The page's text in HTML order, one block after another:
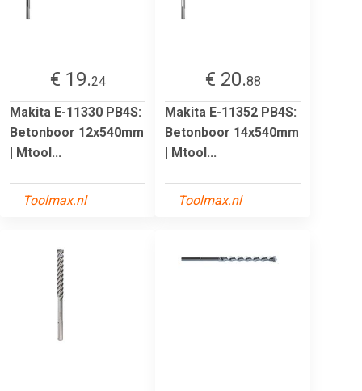
€ 19.24
Makita E-11330 PB4S:
Betonboor 12x540mm
| Mtool...
Toolmax.nl
€ 20.88
Makita E-11352 PB4S:
Betonboor 14x540mm
| Mtool...
Toolmax.nl